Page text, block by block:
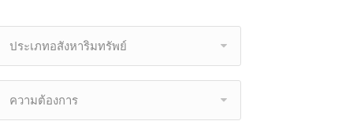
ประเภทอสังหาริมทรัพย์
ความต้องการ